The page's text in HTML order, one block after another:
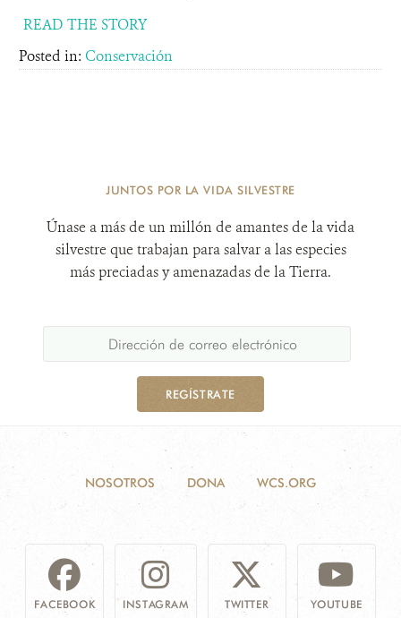
READ THE STORY
Posted in: Conservación
JUNTOS POR LA VIDA SILVESTRE
Únase a más de un millón de amantes de la vida
silvestre que trabajan para salvar a las especies
más preciadas y amenazadas de la Tierra.
REGÍSTRATE
NOSOTROS DONA WCS.ORG
FACEBOOK INSTAGRAM TWITTER YOUTUBE